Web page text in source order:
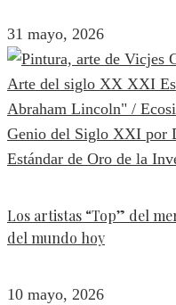
31 mayo, 2026
Los artistas “Top” del
del mundo hoy
10 mayo, 2026